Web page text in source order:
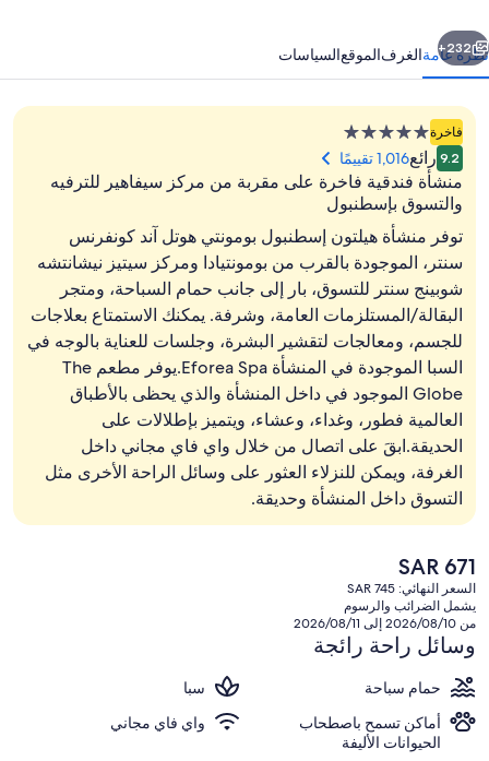
سنتر
واجهة المنشأة - في المساء/الليل
التالي
232+
نظرة عامةالغرفالموقعالسياسات
فاخرةمنشأة
فندقية
مصنفة
بـ
نجوم
9.2 رائع1,016 تقييمًا
منشأة فندقية فاخرة على مقربة من مركز سيفاهير للترفيه
والتسوق بإسطنبول
توفر منشأة هيلتون إسطنبول بومونتي هوتل آند كونفرنس
سنتر، الموجودة بالقرب من بومونتيادا ومركز سيتيز نيشانتشه
شوبينج سنتر للتسوق، بار إلى جانب حمام السباحة، ومتجر
البقالة/المستلزمات العامة، وشرفة. يمكنك الاستمتاع بعلاجات
للجسم، ومعالجات لتقشير البشرة، وجلسات للعناية بالوجه في
السبا الموجودة في المنشأة Eforea Spa.يوفر مطعم The
Globe الموجود في داخل المنشأة والذي يحظى بالأطباق
العالمية فطور، وغداء، وعشاء، ويتميز بإطلالات على
الحديقة.ابقَ على اتصال من خلال واي فاي مجاني داخل
الغرفة، ويمكن للنزلاء العثور على وسائل الراحة الأخرى مثل
التسوق داخل المنشأة وحديقة.
السعر
الحالي
هو
SAR
671
SAR 671
السعر النهائي: SAR 745
يشمل الضرائب والرسوم
من 2026/08/10 إلى 2026/08/11
وسائل راحة رائجة
حمام سباحة
سبا
أماكن تسمح باصطحاب
الحيوانات الأليفة
واي فاي مجاني